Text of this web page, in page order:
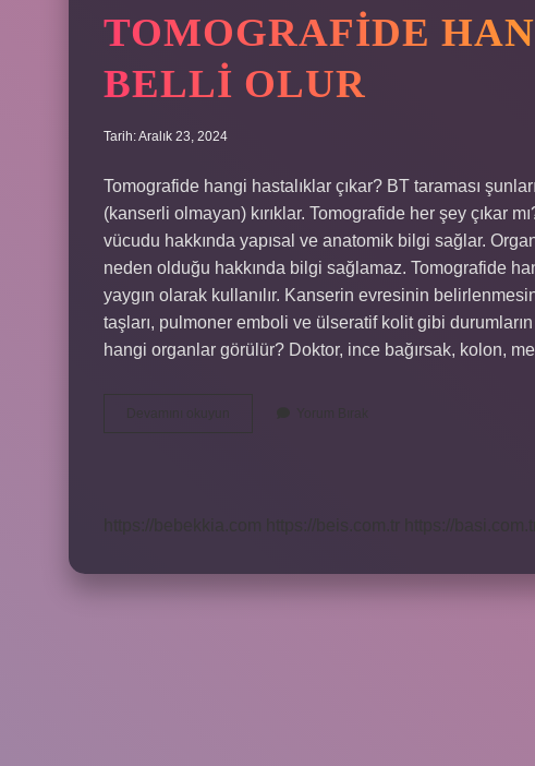
TOMOGRAFIDE
BELLI OLUR
Tarih: Aralık 23, 2024
Tomografide hangi hastalıklar çıkar? BT taraması
(kanserli olmayan) kırıklar. Tomografide her şey çıkar
vücudu hakkında yapısal ve anatomik bilgi sağlar.
neden olduğu hakkında bilgi sağlamaz. Tomografide
yaygın olarak kullanılır. Kanserin evresinin
taşları, pulmoner emboli ve ülseratif kolit gibi
hangi organlar görülür? Doktor, ince bağırsak, kolon,